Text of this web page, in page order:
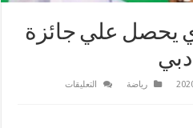
يحصل علي جائزة
رياضة التعليقات